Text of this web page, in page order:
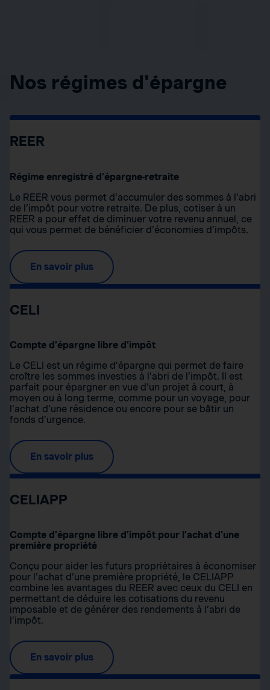
Nos régimes d'épargne
REER
Régime enregistré d’épargne-retraite
Le REER vous permet d’accumuler des sommes à l’abri
de l’impôt pour votre retraite. De plus, cotiser à un
REER a pour effet de diminuer votre revenu annuel, ce
qui vous permet de bénéficier d’économies d’impôts.
En savoir plus
CELI
Compte d’épargne libre d’impôt
Le CELI est un régime d’épargne qui permet de faire
croître les sommes investies à l’abri de l’impôt. Il est
parfait pour épargner en vue d’un projet à court, à
moyen ou à long terme, comme pour un voyage, pour
l’achat d’une résidence ou encore pour se bâtir un
fonds d’urgence.
En savoir plus
CELIAPP
Compte d’épargne libre d’impôt pour l’achat d’une
première propriété
Conçu pour aider les futurs propriétaires à économiser
pour l’achat d’une première propriété, le CELIAPP
combine les avantages du REER avec ceux du CELI en
permettant de déduire les cotisations du revenu
imposable et de générer des rendements à l’abri de
l’impôt.
En savoir plus